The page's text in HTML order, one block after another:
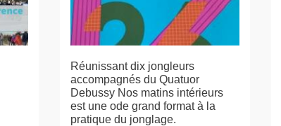
Réunissant dix jongleurs
accompagnés du Quatuor
Debussy Nos matins intérieurs
est une ode grand format à la
pratique du jonglage.